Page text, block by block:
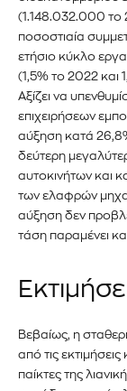
(1.148.032.000 το
ποσοστιαία
ετήσιο κύκλο
(1,5% το 2022 και
Αξίζει να
επιχειρήσεων
αύξηση κατά
δεύτερη
αυτοκινήτων και
των ελαφρών
αύξηση δεν
τάση παραμένει
Βεβαίως, η
από τις
παίκτες της